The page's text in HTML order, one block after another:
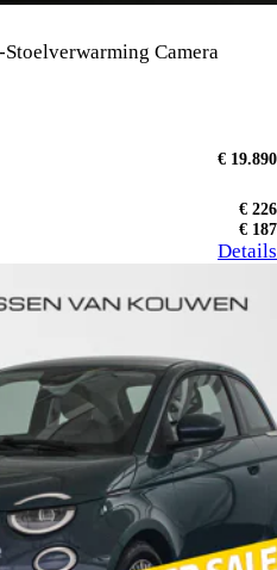
Camera
€ 19.890
€ 226
€ 187
Details